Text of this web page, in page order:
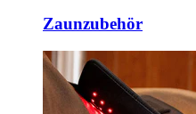
Zaunzubehör